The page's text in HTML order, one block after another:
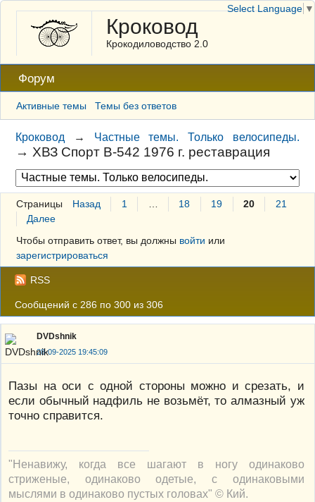
Кроковод
Крокодиловодство 2.0
Форум
Активные темы Темы без ответов
Кроковод → Частные темы. Только велосипеды.
→ ХВЗ Спорт В-542 1976 г. реставрация
Страницы Назад 1 18 19 20
21
Далее
Чтобы отправить ответ, вы должны войти или
зарегистрироваться
RSS
Сообщений с 286 по 300 из 306
DVDshnik
28-09-2025 19:45:09
Пазы на оси с одной стороны можно и срезать, и
если обычный надфиль не возьмёт, то алмазный уж
точно справится.
"Ненавижу, когда все шагают в ногу одинаково
стриженые, одинаково одетые, с одинаковыми
мыслями в одинаково пустых головах" © Кий.
Select Language ▼